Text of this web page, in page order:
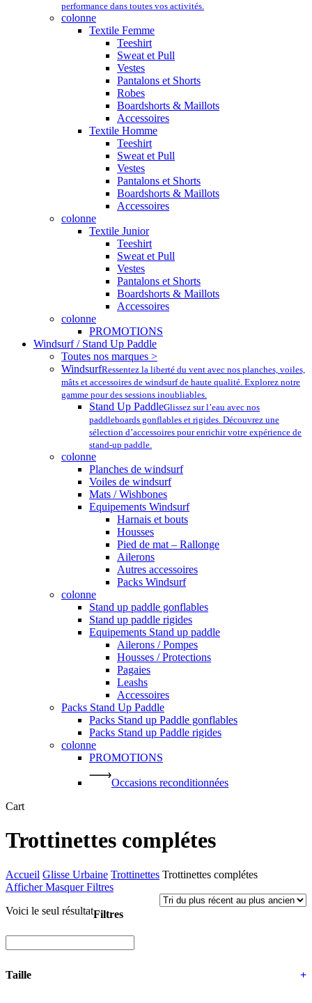
performance dans toutes vos activités.
colonne
Textile Femme
Teeshirt
Sweat et Pull
Vestes
Pantalons et Shorts
Robes
Boardshorts & Maillots
Accessoires
Textile Homme
Teeshirt
Sweat et Pull
Vestes
Pantalons et Shorts
Boardshorts & Maillots
Accessoires
colonne
Textile Junior
Teeshirt
Sweat et Pull
Vestes
Pantalons et Shorts
Boardshorts & Maillots
Accessoires
colonne
PROMOTIONS
Windsurf / Stand Up Paddle
Toutes nos marques >
WindsurfRessentez la liberté du vent avec nos planches, voiles,
mâts et accessoires de windsurf de haute qualité. Explorez notre
gamme pour des sessions inoubliables.
Stand Up PaddleGlissez sur l’eau avec nos
paddleboards gonflables et rigides. Découvrez une
sélection d’accessoires pour enrichir votre expérience de
stand-up paddle.
colonne
Planches de windsurf
Voiles de windsurf
Mats / Wishbones
Equipements Windsurf
Harnais et bouts
Housses
Pied de mat – Rallonge
Ailerons
Autres accessoires
Packs Windsurf
colonne
Stand up paddle gonflables
Stand up paddle rigides
Equipements Stand up paddle
Ailerons / Pompes
Housses / Protections
Pagaies
Leashs
Accessoires
Packs Stand Up Paddle
Packs Stand up Paddle gonflables
Packs Stand up Paddle rigides
colonne
PROMOTIONS
Occasions reconditionnées
CartClose
Trottinettes complétes
Accueil Glisse Urbaine Trottinettes Trottinettes complétes
Afficher Masquer Filtres
Voici le seul résultatFiltres
Filters
Taille +